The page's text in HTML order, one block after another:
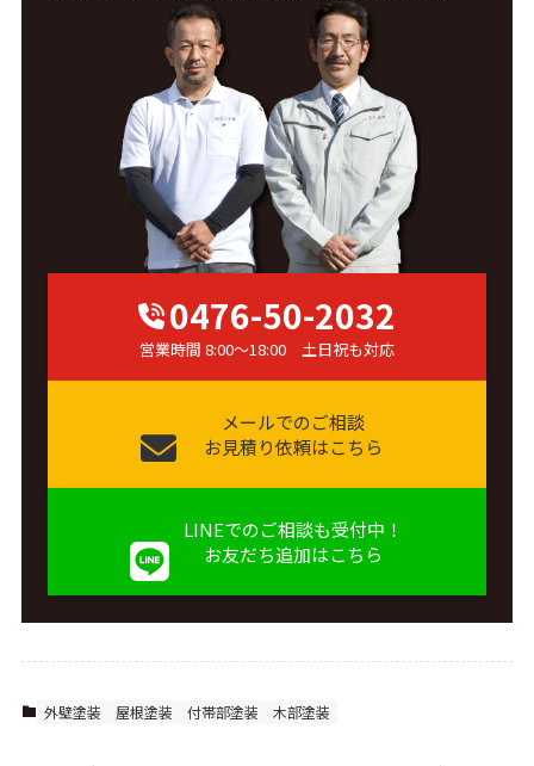
0476-50-2032
営業時間 8:00～18:00 土日祝も対応
メールでのご相談
お見積り依頼はこちら
LINEでのご相談も受付中！
お友だち追加はこちら
外壁塗装 屋根塗装 付帯部塗装 木部塗装